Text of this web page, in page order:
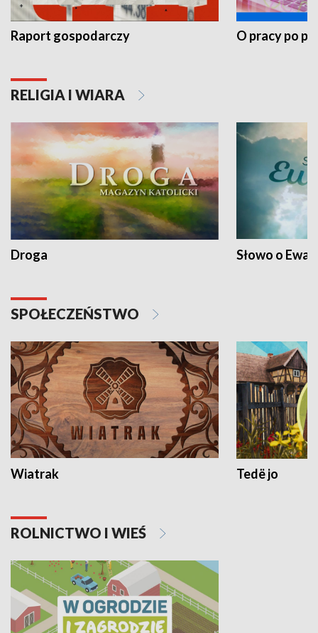
Raport gospodarczy O pracy po
RELIGIA I WIARA
Droga Słowo o
SPOŁECZEŃSTWO
Wiatrak Tedë jo
ROLNICTWO I WIEŚ